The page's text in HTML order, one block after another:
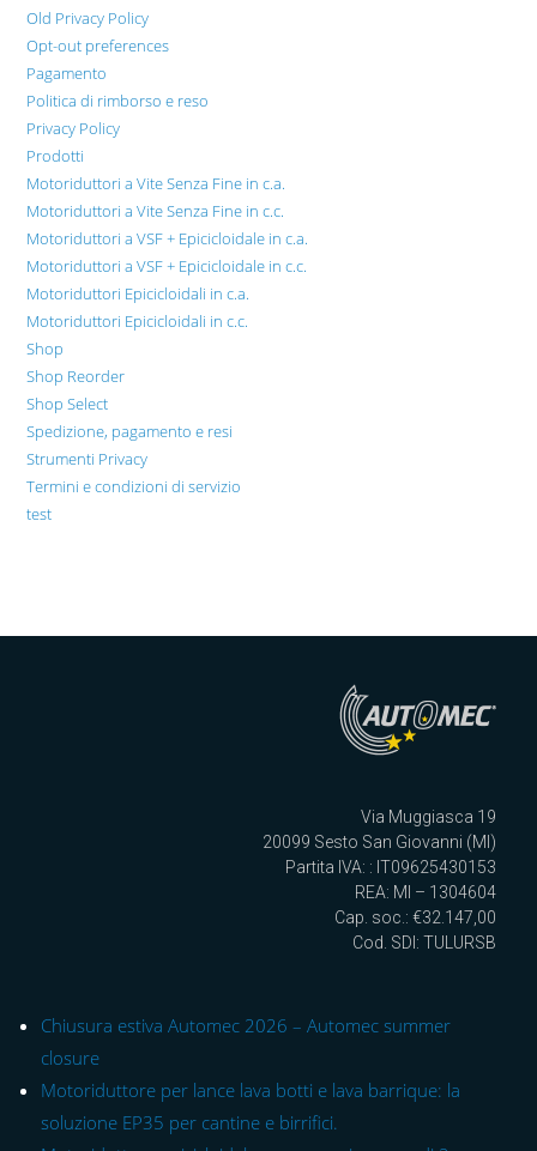
Old Privacy Policy
Opt-out preferences
Pagamento
Politica di rimborso e reso
Privacy Policy
Prodotti
Motoriduttori a Vite Senza Fine in c.a.
Motoriduttori a Vite Senza Fine in c.c.
Motoriduttori a VSF + Epicicloidale in c.a.
Motoriduttori a VSF + Epicicloidale in c.c.
Motoriduttori Epicicloidali in c.a.
Motoriduttori Epicicloidali in c.c.
Shop
Shop Reorder
Shop Select
Spedizione, pagamento e resi
Strumenti Privacy
Termini e condizioni di servizio
test
Via Muggiasca 19
20099 Sesto San Giovanni (MI)
Partita IVA: : IT09625430153
REA: MI – 1304604
Cap. soc.: €32.147,00
Cod. SDI: TULURSB
Chiusura estiva Automec 2026 – Automec summer
closure
Motoriduttore per lance lava botti e lava barrique: la
soluzione EP35 per cantine e birrifici.